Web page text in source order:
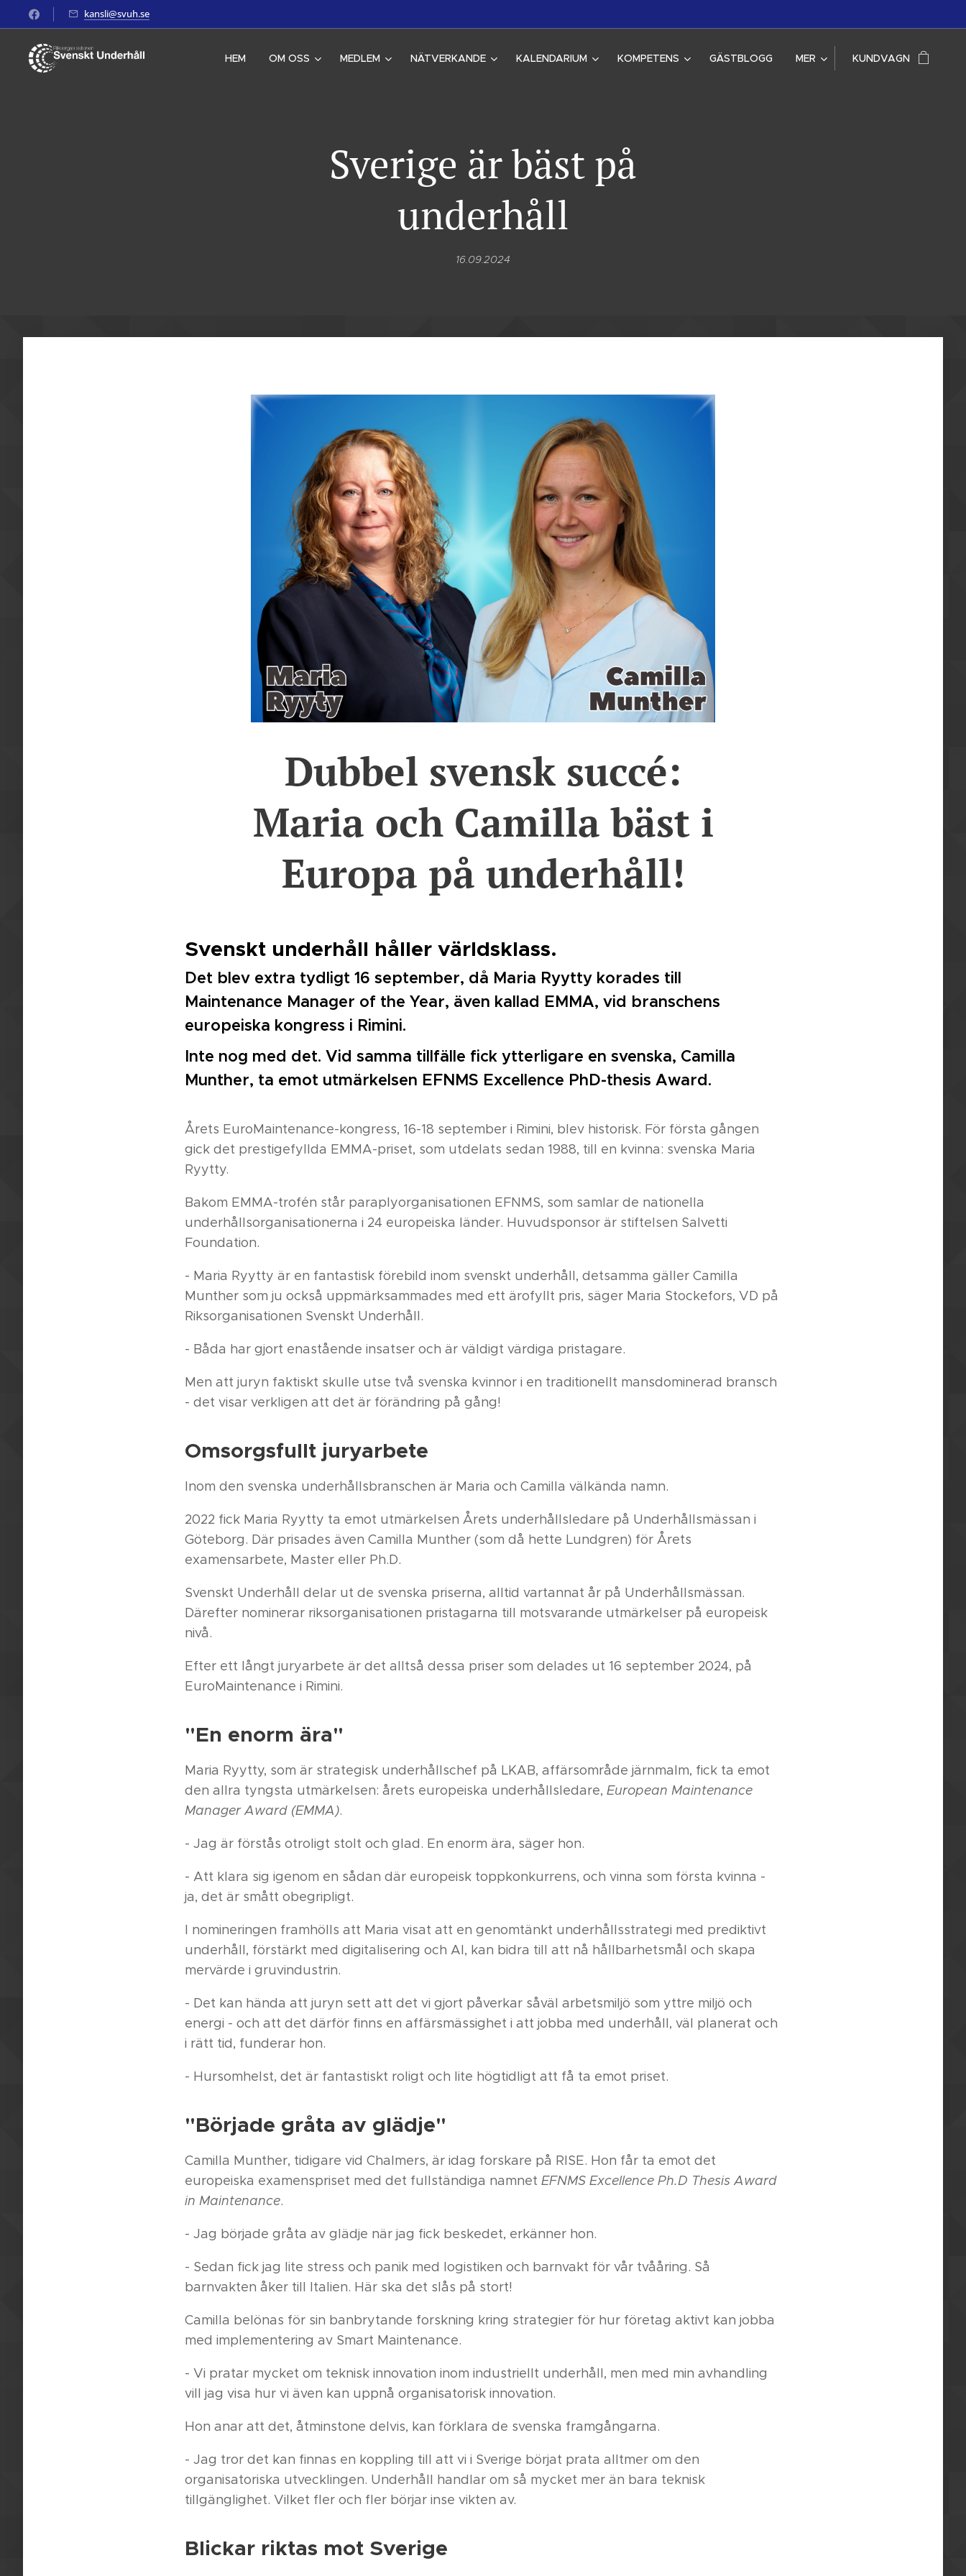
kansli@svuh.se
HEM OM OSS MEDLEM NÄTVERKANDE KALENDARIUM KOMPETENS GÄSTBLOGG MER KUNDVAGN
Sverige är bäst på
underhåll
16.09.2024
Dubbel svensk succé:
Maria och Camilla bäst i
Europa på underhåll!
Svenskt underhåll håller världsklass.
Det blev extra tydligt 16 september, då Maria Ryytty korades till
Maintenance Manager of the Year, även kallad EMMA, vid branschens
europeiska kongress i Rimini.
Inte nog med det. Vid samma tillfälle fick ytterligare en svenska, Camilla
Munther, ta emot utmärkelsen EFNMS Excellence PhD-thesis Award.
Årets EuroMaintenance-kongress, 16-18 september i Rimini, blev historisk. För första gången
gick det prestigefyllda EMMA-priset, som utdelats sedan 1988, till en kvinna: svenska Maria
Ryytty.
Bakom EMMA-trofén står paraplyorganisationen EFNMS, som samlar de nationella
underhållsorganisationerna i 24 europeiska länder. Huvudsponsor är stiftelsen Salvetti
Foundation.
- Maria Ryytty är en fantastisk förebild inom svenskt underhåll, detsamma gäller Camilla
Munther som ju också uppmärksammades med ett ärofyllt pris, säger Maria Stockefors, VD på
Riksorganisationen Svenskt Underhåll.
- Båda har gjort enastående insatser och är väldigt värdiga pristagare.
Men att juryn faktiskt skulle utse två svenska kvinnor i en traditionellt mansdominerad bransch
- det visar verkligen att det är förändring på gång!
Omsorgsfullt juryarbete
Inom den svenska underhållsbranschen är Maria och Camilla välkända namn.
2022 fick Maria Ryytty ta emot utmärkelsen Årets underhållsledare på Underhållsmässan i
Göteborg. Där prisades även Camilla Munther (som då hette Lundgren) för Årets
examensarbete, Master eller Ph.D.
Svenskt Underhåll delar ut de svenska priserna, alltid vartannat år på Underhållsmässan.
Därefter nominerar riksorganisationen pristagarna till motsvarande utmärkelser på europeisk
nivå.
Efter ett långt juryarbete är det alltså dessa priser som delades ut 16 september 2024, på
EuroMaintenance i Rimini.
"En enorm ära"
Maria Ryytty, som är strategisk underhållschef på LKAB, affärsområde järnmalm, fick ta emot
den allra tyngsta utmärkelsen: årets europeiska underhållsledare, European Maintenance
Manager Award (EMMA).
- Jag är förstås otroligt stolt och glad. En enorm ära, säger hon.
- Att klara sig igenom en sådan där europeisk toppkonkurrens, och vinna som första kvinna -
ja, det är smått obegripligt.
I nomineringen framhölls att Maria visat att en genomtänkt underhållsstrategi med prediktivt
underhåll, förstärkt med digitalisering och AI, kan bidra till att nå hållbarhetsmål och skapa
mervärde i gruvindustrin.
- Det kan hända att juryn sett att det vi gjort påverkar såväl arbetsmiljö som yttre miljö och
energi - och att det därför finns en affärsmässighet i att jobba med underhåll, väl planerat och
i rätt tid, funderar hon.
- Hursomhelst, det är fantastiskt roligt och lite högtidligt att få ta emot priset.
"Började gråta av glädje"
Camilla Munther, tidigare vid Chalmers, är idag forskare på RISE. Hon får ta emot det
europeiska examenspriset med det fullständiga namnet EFNMS Excellence Ph.D Thesis Award
in Maintenance.
- Jag började gråta av glädje när jag fick beskedet, erkänner hon.
- Sedan fick jag lite stress och panik med logistiken och barnvakt för vår tvååring. Så
barnvakten åker till Italien. Här ska det slås på stort!
Camilla belönas för sin banbrytande forskning kring strategier för hur företag aktivt kan jobba
med implementering av Smart Maintenance.
- Vi pratar mycket om teknisk innovation inom industriellt underhåll, men med min avhandling
vill jag visa hur vi även kan uppnå organisatorisk innovation.
Hon anar att det, åtminstone delvis, kan förklara de svenska framgångarna.
- Jag tror det kan finnas en koppling till att vi i Sverige börjat prata alltmer om den
organisatoriska utvecklingen. Underhåll handlar om så mycket mer än bara teknisk
tillgänglighet. Vilket fler och fler börjar inse vikten av.
Blickar riktas mot Sverige